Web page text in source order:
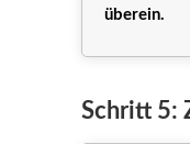
überein.
Schritt 5: